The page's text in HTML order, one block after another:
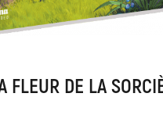
FLEUR DE LA